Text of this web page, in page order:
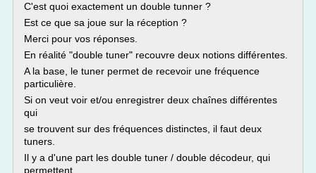
C'est quoi exactement un double tunner ?
Est ce que sa joue sur la réception ?
Merci pour vos réponses.
En réalité "double tuner" recouvre deux notions différentes.
A la base, le tuner permet de recevoir une fréquence
particulière.
Si on veut voir et/ou enregistrer deux chaînes différentes
qui
se trouvent sur des fréquences distinctes, il faut deux
tuners.
Il y a d'une part les double tuner / double décodeur, qui
permettent